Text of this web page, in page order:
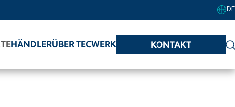
DE
HÄNDLERÜBER TECWERK KONTAKT